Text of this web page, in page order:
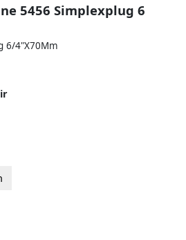
5456 Simplexplug 6
6/4"X70Mm